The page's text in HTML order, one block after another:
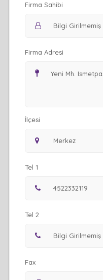
Firma Sahibi
Firma Adresi
İlçesi
Tel 1
Tel 2
Fax